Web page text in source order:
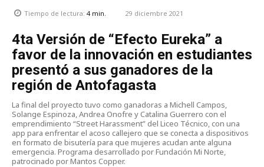
Tiempo de lectura: 4min. 29 diciembre 2021
4ta Versión de “Efecto Eureka” a
favor de la innovación en estudiantes
presentó a sus ganadores de la
región de Antofagasta
La final del proyecto tuvo como ganadoras a Michell Campos,
Solange Espinoza, Andrea Onofre y Catalina Guerrero con el
emprendimiento “Street Harassment” del Liceo Técnico, con una
app para enfrentar el acoso callejero que se conecta a dispositivos
en formato de bisutería para que mujeres acudan ante alguna
emergencia. Programa desarrollado por Fundación Mi Norte,
patrocinado por Mantos Copper.